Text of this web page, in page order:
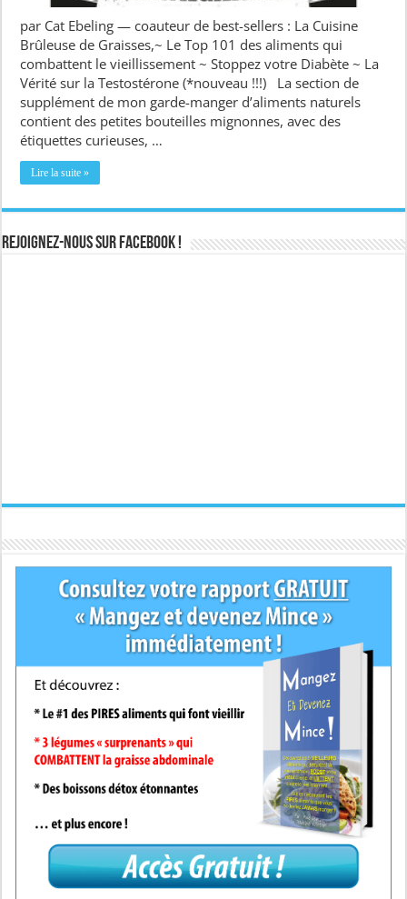
par Cat Ebeling — coauteur de best-sellers : La Cuisine
Brûleuse de Graisses,~ Le Top 101 des aliments qui
combattent le vieillissement ~ Stoppez votre Diabète ~ La
Vérité sur la Testostérone (*nouveau !!!) La section de
supplément de mon garde-manger d’aliments naturels
contient des petites bouteilles mignonnes, avec des
étiquettes curieuses, …
Lire la suite »
Rejoignez-nous sur Facebook !